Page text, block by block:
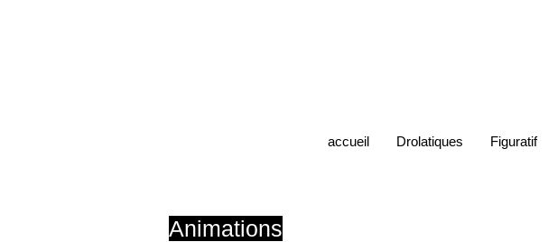
accueil Drolatiques Figuratif
Animations